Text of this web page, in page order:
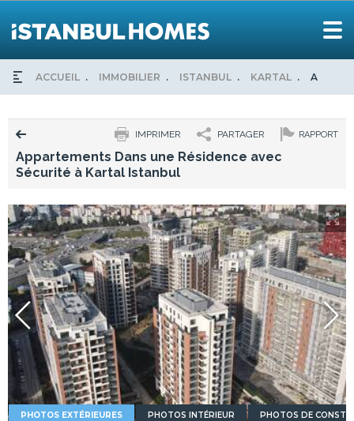
ACCUEIL IMMOBILIER ISTANBUL KARTAL
RAPPORT
PARTAGER
IMPRIMER
Appartements Dans une Résidence avec
Sécurité à Kartal Istanbul
PHOTOS EXTÉRIEURES PHOTOS INTÉRIEUR PHOTOS DE